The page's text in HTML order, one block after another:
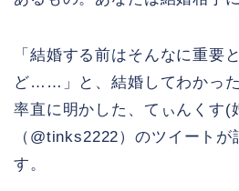
「結婚する前はそんなに重要
ど……」と、結婚してわかっ
率直に明かした、てぃんくす(
（@tinks2222）のツイートが
す。